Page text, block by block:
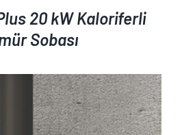
20 kW Kaloriferli
Sobası